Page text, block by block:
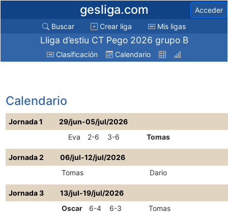
gesliga.com
Acceder
Buscar
Crear liga Mis ligas
Lliga d’estiu CT Pego 2026 grupo B
Clasificación Calendario
Calendario
Jornada 1
29/jun-05/jul/2026
Eva
2-6 3-6 Tomas
Jornada 2
06/jul-12/jul/2026
Tomas
Dario
Jornada 3
13/jul-19/jul/2026
Oscar
6-4 6-3 Tomas